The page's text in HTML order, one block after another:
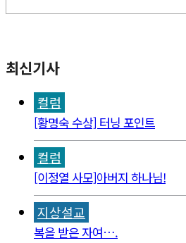
최신기사
컬럼
[황명숙 수상] 터닝 포인트
컬럼
[이정열 사모]아버지 하나님!
지상설교
복을 받은 자여….